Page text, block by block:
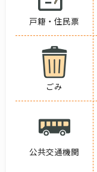
戸籍・住民票
ごみ
公共交通機関